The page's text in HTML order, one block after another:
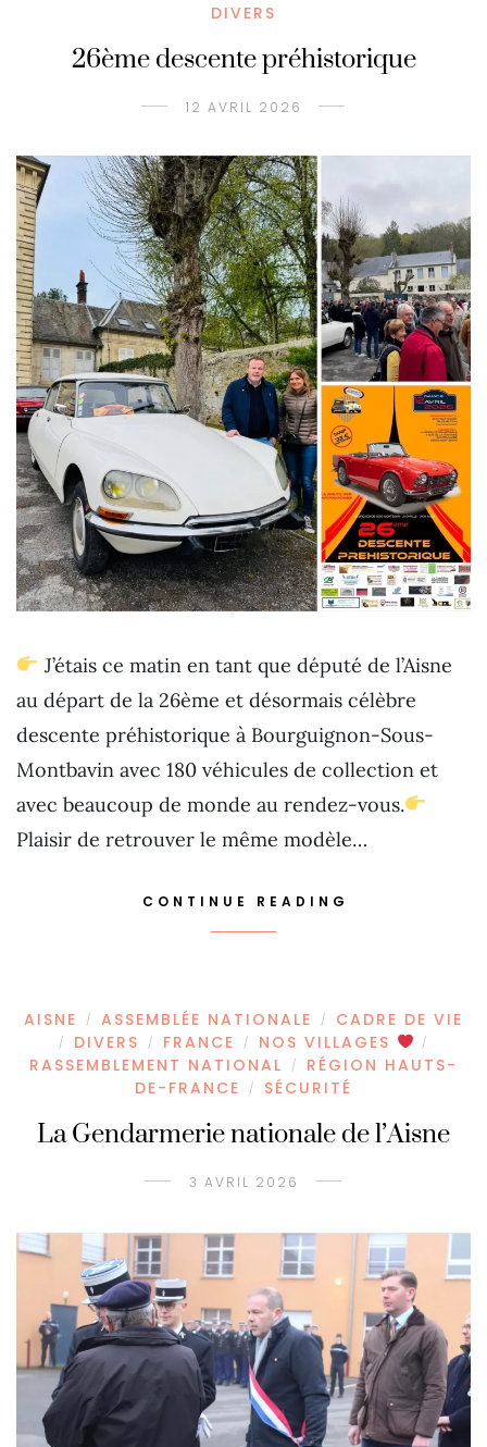
DIVERS
26ème descente préhistorique
12 AVRIL 2026
J’étais ce matin en tant que député de l’Aisne
au départ de la 26ème et désormais célèbre
descente préhistorique à Bourguignon-Sous-
Montbavin avec 180 véhicules de collection et
avec beaucoup de monde au rendez-vous.
Plaisir de retrouver le même modèle…
CONTINUE READING
AISNE / ASSEMBLÉE NATIONALE / CADRE DE VIE
/ DIVERS / FRANCE / NOS VILLAGES /
RASSEMBLEMENT NATIONAL /
RÉGION HAUTS-
DE-FRANCE
/ SÉCURITÉ
La Gendarmerie nationale de l’Aisne
3 AVRIL 2026